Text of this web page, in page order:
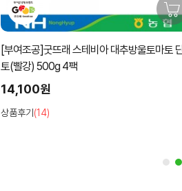
[부여조공]
굿뜨래 GAP 대추방울토마토2kg(1~3번과 램덤
과)
10,500원
상품후기 (110)